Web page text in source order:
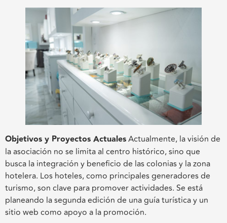
Objetivos y Proyectos ActualesActualmente, la visión de
la asociación no se limita al centro histórico, sino que
busca la integración y beneficio de las colonias y la zona
hotelera. Los hoteles, como principales generadores de
turismo, son clave para promover actividades. Se está
planeando la segunda edición de una guía turística y un
sitio web como apoyo a la promoción.